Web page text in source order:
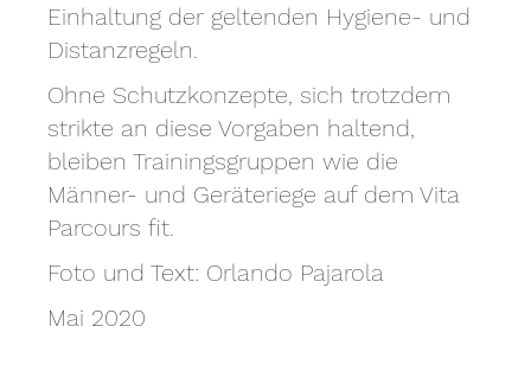
Einhaltung der geltenden Hygiene- und
Distanzregeln.
Ohne Schutzkonzepte, sich trotzdem
strikte an diese Vorgaben haltend,
bleiben Trainingsgruppen wie die
Männer- und Geräteriege auf dem Vita
Parcours fit.
Foto und Text: Orlando Pajarola
Mai 2020